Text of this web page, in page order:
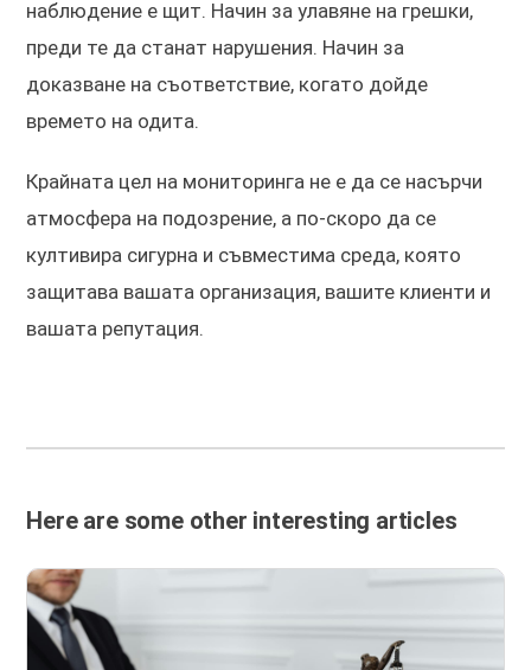
наблюдение е щит. Начин за улавяне на грешки,
преди те да станат нарушения. Начин за
доказване на съответствие, когато дойде
времето на одита.
Крайната цел на мониторинга не е да се насърчи
атмосфера на подозрение, а по-скоро да се
култивира сигурна и съвместима среда, която
защитава вашата организация, вашите клиенти и
вашата репутация.
Here are some other interesting articles